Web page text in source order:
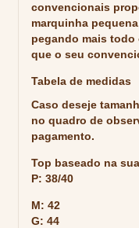
convencionais
marquinha
pegando mais todo
que o seu
Tabela de medidas
Caso deseje
no quadro de
pagamento.
Top baseado na
P: 38/40
M: 42
G: 44